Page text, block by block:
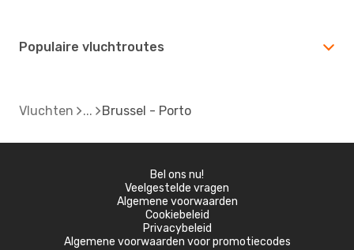
Populaire vluchtroutes
Vluchten Brussel - Porto
Bel ons nu!
Veelgestelde vragen
Algemene voorwaarden
Cookiebeleid
Privacybeleid
Algemene voorwaarden voor promotiecodes